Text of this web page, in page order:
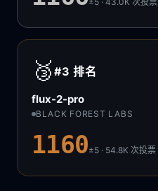
🥉 #3排名
flux-2-pro
BLACK FOREST LABS
1160±5 · 54.8K次投票